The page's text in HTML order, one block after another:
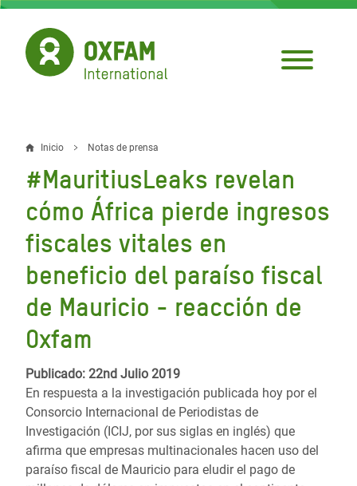
Pasar
contenido
principal
Sobrescribir
enlaces
de
ayuda
a
la
navegación
Inicio Notas de prensa
#MauritiusLeaks revelan
cómo África pierde ingresos
fiscales vitales en
beneficio del paraíso fiscal
de Mauricio - reacción de
Oxfam
Publicado: 22nd Julio 2019
En respuesta a la investigación publicada hoy por el
Consorcio Internacional de Periodistas de
Investigación (ICIJ, por sus siglas en inglés) que
afirma que empresas multinacionales hacen uso del
paraíso fiscal de Mauricio para eludir el pago de